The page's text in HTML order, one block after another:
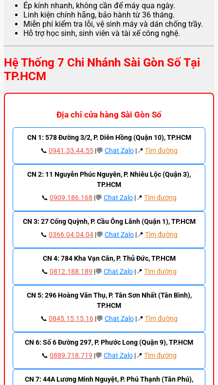
Ép kính nhanh, không cần để máy qua ngày.
Linh kiện chính hãng, bảo hành từ 36 tháng.
Miễn phí kiểm tra lỗi, vệ sinh máy và dán chống trầy.
Hỗ trợ học sinh, sinh viên và tài xế công nghệ.
Hệ Thống 7 Chi Nhánh Sài Gòn Số Tại
TP.HCM
Địa chỉ cửa hàng Sài Gòn Số
CN 1: 578 Đường 3/2, P. Diên Hồng (Quận 10), TP.HCM
📞 0941.33.44.55 |💬 Chat Zalo |📍 Tìm đường
CN 2: 11 Nguyễn Phúc Nguyên, P. Nhiêu Lộc (Quận 3),
TP.HCM
📞 0909.186.168 |💬 Chat Zalo |📍 Tìm đường
CN 3: 27 Cống Quỳnh, P. Cầu Ông Lãnh (Quận 1), TP.HCM
📞 0366.04.04.04 |💬 Chat Zalo |📍 Tìm đường
CN 4: 784 Kha Vạn Cân, P. Thủ Đức, TP.HCM
📞 0812.188.189 |💬 Chat Zalo |📍 Tìm đường
CN 5: 296 Hoàng Văn Thụ, P. Tân Sơn Nhất (Tân Bình),
TP.HCM
📞 0845.15.15.16 |💬 Chat Zalo |📍 Tìm đường
CN 6: Số 6 Đường 297, P. Phước Long (Quận 9), TP.HCM
📞 0889.718.719 |💬 Chat Zalo |📍 Tìm đường
CN 7: 44A Lương Minh Nguyệt, P. Phú Thạnh (Tân Phú),